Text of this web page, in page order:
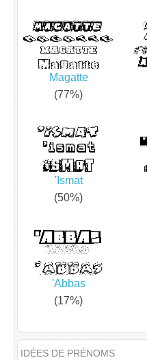
Magatte
(77%)
'Ismat
(50%)
'Abbas
(17%)
IDÉES DE PRÉNOMS